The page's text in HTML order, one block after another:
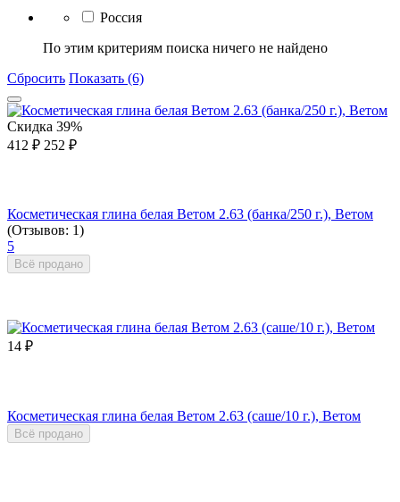
Россия
По этим критериям поиска ничего не найдено
Сбросить Показать (6)
Скидка 39%
412 ₽ 252 ₽
Косметическая глина белая Ветом 2.63 (банка/250 г.), Ветом
(Отзывов: 1)
5
Всё продано
14 ₽
Косметическая глина белая Ветом 2.63 (саше/10 г.), Ветом
Всё продано